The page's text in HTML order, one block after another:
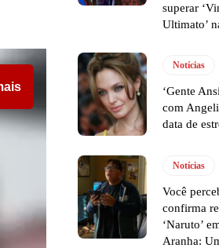
superar
Ultimato’
Notícias
‘Gente
com
data de
Notícias
Você
confirma
‘Naruto’
Aranha: